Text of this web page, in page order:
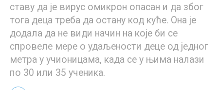
ставу да је вирус омикрон опасан и да због
тога деца треба да остану код куће. Она је
додала да не види начин на које би се
спровеле мере о удаљености деце од једног
метра у учионицама, када се у њима налази
по 30 или 35 ученика.